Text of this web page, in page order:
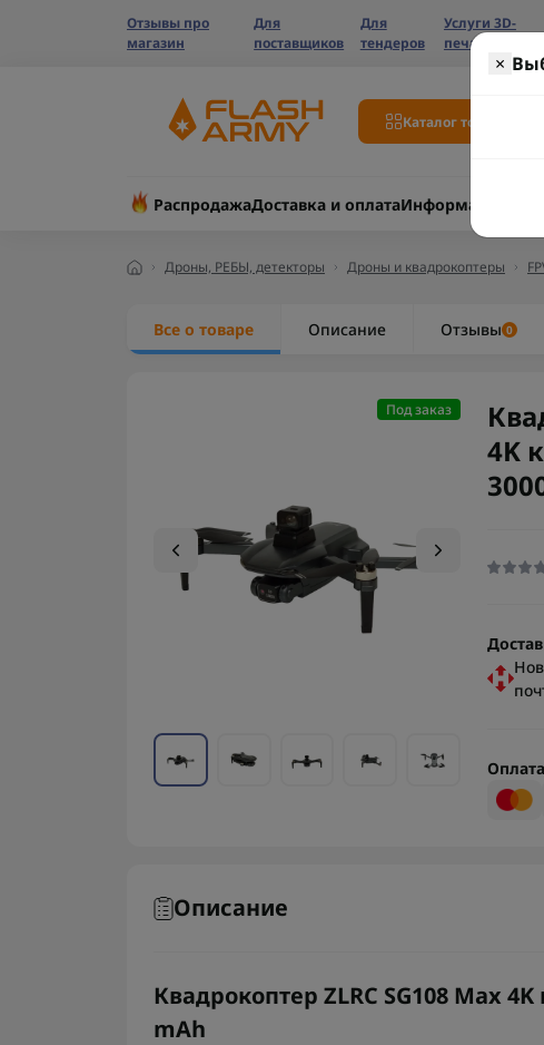
Отзывы про
магазин
Для
поставщиков
Для
тендеров
Услуги 3D-
печати
Каталог товаров
РаспродажаДоставка и оплатаИнформация
Дроны, РЕБЫ, детекторы Дроны и квадрокоптеры
×
Все о товаре Описание Отзывы 0
Под заказ
4K
Оплата
Описание
Квадрокоптер ZLRC SG108 Max
mAh